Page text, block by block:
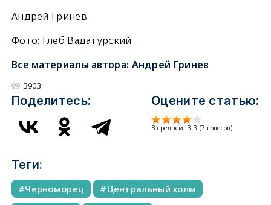
Андрей Гринев
Фото: Глеб Вадатурский
Все материалы автора: Андрей Гринев
3903
Поделитесь: Оцените статью:
В среднем:3.3 (7 голосов)
Теги:
Черноморец
Центральный холм